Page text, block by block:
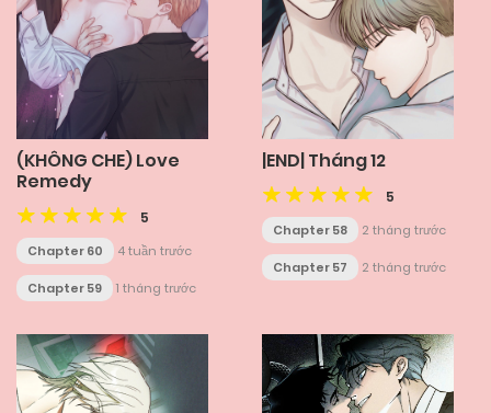
(KHÔNG CHE) Love
Remedy
5
Chapter 60 4 tuần trước
Chapter 59 1 tháng trước
|END| Tháng 12
5
Chapter 58 2 tháng trước
Chapter 57 2 tháng trước